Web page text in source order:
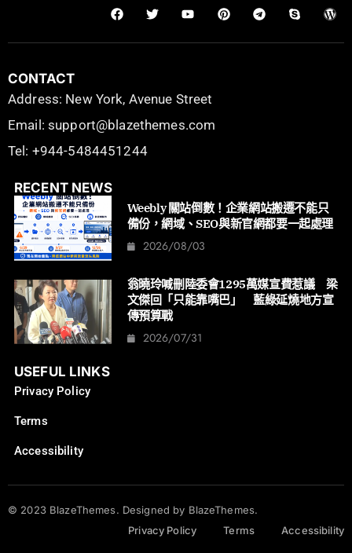
CONTACT
Address: New York, Avenue Street
Email: support@blazethemes.com
Tel: +944-5484451244
RECENT NEWS
Weebly 關站倒數！企業網站搬遷不能只
備份，網域、SEO與新官網都要一起處理
2026/08/03
翁曉玲喊刪陸委會1295萬媒宣費惹議 梁
文傑回「只能靠嘴巴」 藍綠延燒地方宣
傳預算戰
2026/07/31
USEFUL LINKS
Privacy Policy
Terms
Accessibility
© 2023 BlazeThemes. Designed by BlazeThemes.
Privacy Policy
Terms Accessibility